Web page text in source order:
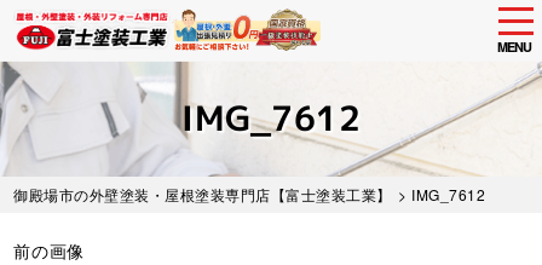
Skip
to
main
content
MENU
IMG_7612
御殿場市の外壁塗装・屋根塗装専門店【富士塗装工業】 > IMG_7612
前の画像